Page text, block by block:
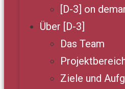
[D-3] on
Über [D-3]
Das Team
Ziele und